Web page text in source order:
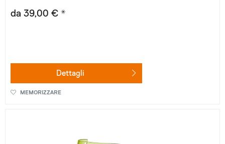
da 39,00 € *
Dettagli
MEMORIZZARE